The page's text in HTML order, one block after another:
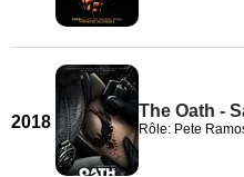
2018
The Oath -
Rôle: Pete